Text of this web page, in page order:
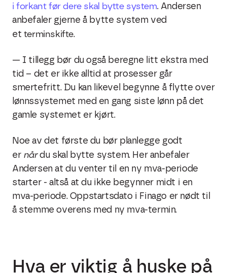
i forkant før dere skal bytte system. Andersen
anbefaler gjerne å bytte system ved
et terminskifte.
— I tillegg bør du også beregne litt ekstra med
tid – det er ikke alltid at prosesser går
smertefritt. Du kan likevel begynne å flytte over
lønnssystemet med en gang siste lønn på det
gamle systemet er kjørt.
Noe av det første du bør planlegge godt
er når du skal bytte system. Her anbefaler
Andersen at du venter til en ny mva-periode
starter - altså at du ikke begynner midt i en
mva-periode. Oppstartsdato i Finago er nødt til
å stemme overens med ny mva-termin.
Hva er viktig å huske på